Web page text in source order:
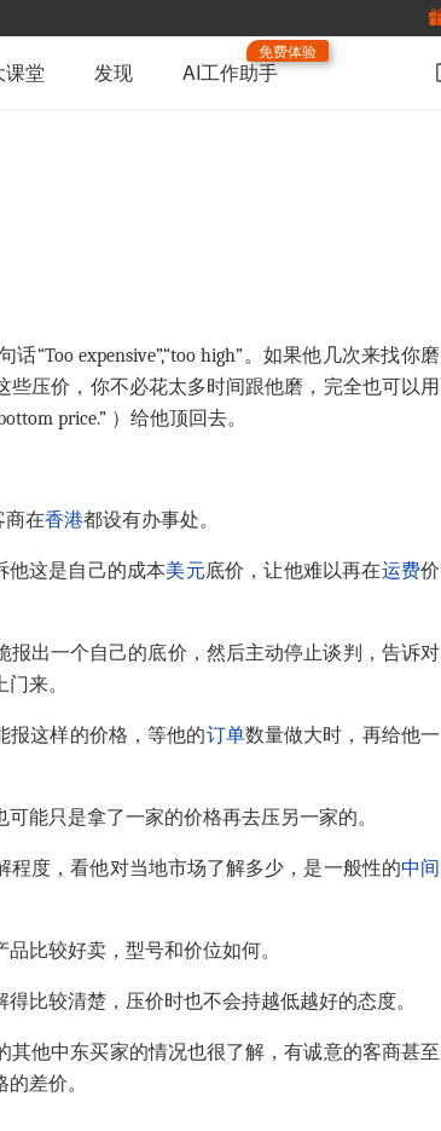
课堂 发现 AI工作助手
免费体验
“Too expensive”,“too high”。如果他几次来找你磨
些压价，你不必花太多时间跟他磨，完全也可以用
price.” ）给他顶回去。
商在香港都设有办事处。
他这是自己的成本美元底价，让他难以再在运费价
出一个自己的底价，然后主动停止谈判，告诉对
来。
报这样的价格，等他的订单数量做大时，再给他一
能只是拿了一家的价格再去压另一家的。
度，看他对当地市场了解多少，是一般性的中间
比较好卖，型号和价位如何。
得比较清楚，压价时也不会持越低越好的态度。
他中东买家的情况也很了解，有诚意的客商甚至
差价。